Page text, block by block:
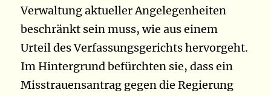
Verwaltung aktueller Angelegenheiten
beschränkt sein muss, wie aus einem
Urteil des Verfassungsgerichts hervorgeht.
Im Hintergrund befürchten sie, dass ein
Misstrauensantrag gegen die Regierung